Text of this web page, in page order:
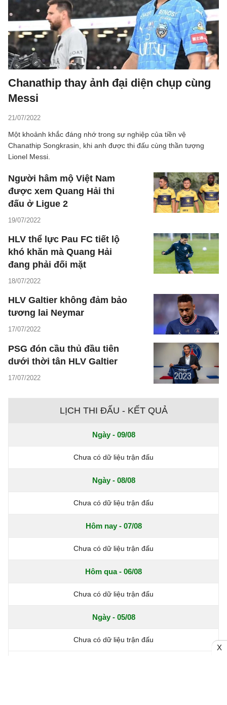
Chanathip thay ảnh đại diện chụp cùng
Messi
21/07/2022
Một khoảnh khắc đáng nhớ trong sự nghiệp của tiền vệ
Chanathip Songkrasin, khi anh được thi đấu cùng thần tượng
Lionel Messi.
Người hâm mộ Việt Nam
được xem Quang Hải thi
đấu ở Ligue 2
19/07/2022
HLV thể lực Pau FC tiết lộ
khó khăn mà Quang Hải
đang phải đối mặt
18/07/2022
HLV Galtier không đảm bảo
tương lai Neymar
17/07/2022
PSG đón cầu thủ đầu tiên
dưới thời tân HLV Galtier
17/07/2022
LỊCH THI ĐẤU - KẾT QUẢ
Ngày - 09/08
Chưa có dữ liệu trận đấu
Ngày - 08/08
Chưa có dữ liệu trận đấu
Hôm nay - 07/08
Chưa có dữ liệu trận đấu
Hôm qua - 06/08
Chưa có dữ liệu trận đấu
Ngày - 05/08
Chưa có dữ liệu trận đấu
X